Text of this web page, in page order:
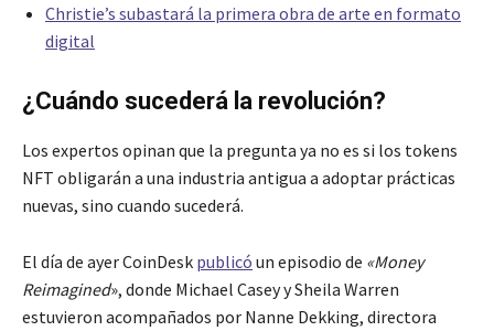
Christie’s subastará la primera obra de arte en formato
digital
¿Cuándo sucederá la revolución?
Los expertos opinan que la pregunta ya no es si los tokens
NFT obligarán a una industria antigua a adoptar prácticas
nuevas, sino cuando sucederá.
El día de ayer CoinDesk publicó un episodio de «Money
Reimagined», donde Michael Casey y Sheila Warren
estuvieron acompañados por Nanne Dekking, directora